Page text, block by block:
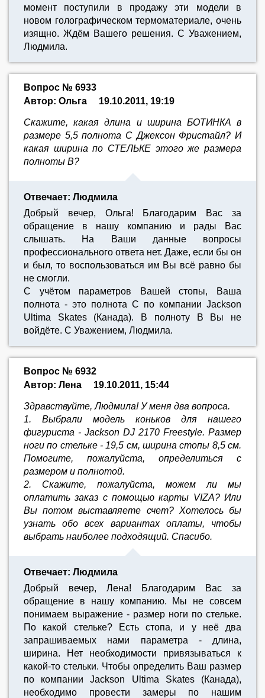
момент поступили в продажу эти модели в
новом голографическом термоматериале, очень
изящно. Ждём Вашего решения. С Уважением,
Людмила.
Вопрос № 6933
Автор: Ольга
19.10.2011, 19:19
Скажите, какая длина и ширина БОТИНКА в
размере 5,5 полнота С Джексон Фристайл? И
какая ширина по СТЕЛЬКЕ этого же размера
полноты В?
Отвечает: Людмила
Добрый вечер, Ольга! Благодарим Вас за
обращение в нашу компанию и рады Вас
слышать. На Ваши данные вопросы
профессионального ответа нет. Даже, если бы он
и был, то воспользоваться им Вы всё равно бы
не смогли.
С учётом параметров Вашей стопы, Ваша
полнота - это полнота С по компании Jackson
Ultima Skates (Канада). В полноту В Вы не
войдёте. С Уважением, Людмила.
Вопрос № 6932
Автор: Лена
19.10.2011, 15:44
Здравствуйте, Людмила! У меня два вопроса.
1. Выбрали модель коньков для нашего
фигуриста - Jackson DJ 2170 Freestyle. Размер
ноги по стельке - 19,5 см, ширина стопы 8,5 см.
Помогите, пожалуйста, определиться с
размером и полнотой.
2. Скажите, пожалуйста, можем ли мы
оплатить заказ с помощью карты VIZA? Или
Вы потом выставляете счет? Хотелось бы
узнать обо всех вариантах оплаты, чтобы
выбрать наиболее подходящий. Спасибо.
Отвечает: Людмила
Добрый вечер, Лена! Благодарим Вас за
обращение в нашу компанию. Мы не совсем
понимаем выражение - размер ноги по стельке.
По какой стельке? Есть стопа, и у неё два
запрашиваемых нами параметра - длина,
ширина. Нет необходимости привязываться к
какой-то стельки. Чтобы определить Ваш размер
по компании Jackson Ultima Skates (Канада),
необходимо провести замеры по нашим